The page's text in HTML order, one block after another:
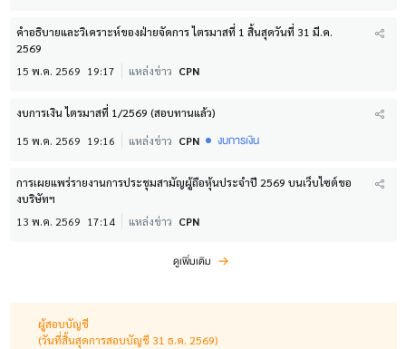
คำอธิบายและวิเคราะห์ของฝ่ายจัดการ ไตรมาสที่ 1 สิ้นสุดวันที่ 31 มี.ค.
2569
15 พ.ค. 2569 19:17 แหล่งข่าว CPN
งบการเงิน ไตรมาสที่ 1/2569 (สอบทานแล้ว)
15 พ.ค. 2569 19:16 แหล่งข่าว CPN งบการเงิน
การเผยแพร่รายงานการประชุมสามัญผู้ถือหุ้นประจำปี 2569 บนเว็บไซต์ขอ
งบริษัทฯ
13 พ.ค. 2569 17:14 แหล่งข่าว CPN
ดูเพิ่มเติม
ผู้สอบบัญชี
(วันที่สิ้นสุดการสอบบัญชี 31 ธ.ค. 2569)